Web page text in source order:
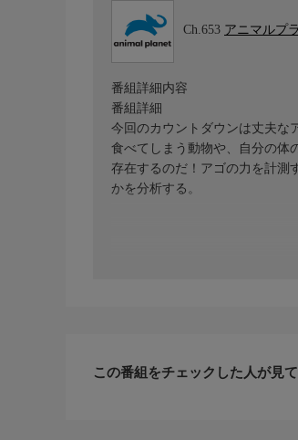
Ch.653 アニマルプ
番組詳細内容
番組詳細
今回のカウントダウンは丈夫な
食べてしまう動物や、自分の体
存在するのだ！アゴの力を計測
かを分析する。
この番組をチェックした人が見